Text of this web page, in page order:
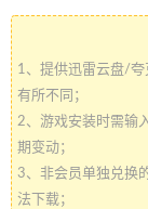
1、提供迅雷云盘/
有所不同；
2、游戏安装时需输
期变动；
3、非会员单独兑换
法下载；